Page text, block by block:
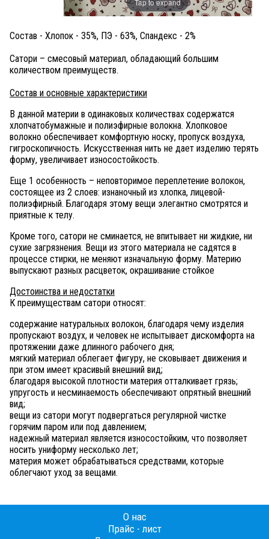
Tap to expand
Cостав - Хлопок - 35%, ПЭ - 63%, Спандекс - 2%
Сатори – смесовый материал, обладающий большим
количеством преимуществ.
Состав и основные характеристики
В данной материи в одинаковых количествах содержатся
хлопчатобумажные и полиэфирные волокна. Хлопковое
волокно обеспечивает комфортную носку, пропуск воздуха,
гигроскопичность. Искусственная нить не дает изделию терять
форму, увеличивает износостойкость.
Еще 1 особенность – неповторимое переплетение волокон,
состоящее из 2 слоев: изнаночный из хлопка, лицевой-
полиэфирный. Благодаря этому вещи элегантно смотрятся и
приятные к телу.
Кроме того, сатори не сминается, не впитывает ни жидкие, ни
сухие загрязнения. Вещи из этого материала не садятся в
процессе стирки, не меняют изначальную форму. Материю
выпускают разных расцветок, окрашивание стойкое
Достоинства и недостатки
К преимуществам сатори относят:
содержание натуральных волокон, благодаря чему изделия
пропускают воздух, и человек не испытывает дискомфорта на
протяжении даже длинного рабочего дня;
мягкий материал облегает фигуру, не сковывает движения и
при этом имеет красивый внешний вид;
благодаря высокой плотности материя отталкивает грязь;
упругость и несминаемость обеспечивают опрятный внешний
вид;
вещи из сатори могут подвергаться регулярной чистке
горячим паром или под давлением;
надежный материал является износостойким, что позволяет
носить униформу несколько лет;
материя может обрабатываться средствами, которые
облегчают уход за вещами.
О нас
Прайс - лист